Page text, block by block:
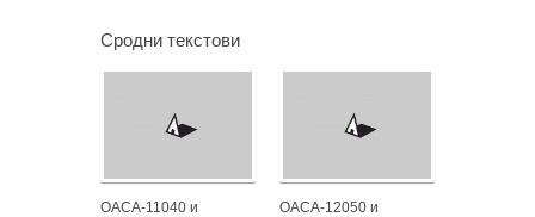
Сродни текстови
ОАСА-11040 и
ОАСА-12050 и